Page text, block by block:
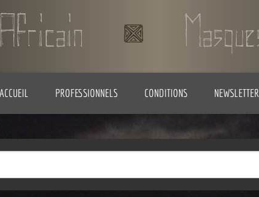
ACCUEIL PROFESSIONNELS CONDITIONS NEWSLETTER